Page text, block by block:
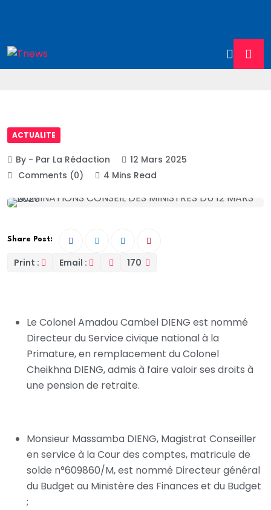
ACTUALITE
By - Par La Rédaction
12 Mars 2025
Comments (0)
4 Mins Read
Share Post:
Print : Email : 170
Le Colonel Amadou Cambel DIENG est nommé
Directeur du Service civique national à la
Primature, en remplacement du Colonel
Cheikhna DIENG, admis à faire valoir ses droits à
une pension de retraite.
Monsieur Massamba DIENG, Magistrat Conseiller
en service à la Cour des comptes, matricule de
solde n°609860/M, est nommé Directeur général
du Budget au Ministère des Finances et du Budget
;